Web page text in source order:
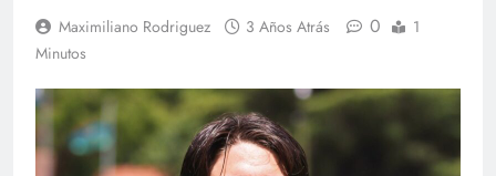
Maximiliano Rodriguez 3 Años Atrás 0
1
Minutos